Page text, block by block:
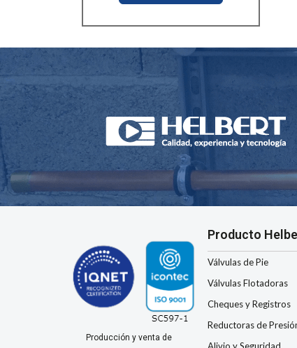
Producción y venta de
Producto
Válvulas de Pie
Válvulas Flotadoras
Cheques y Registros
Reductoras de